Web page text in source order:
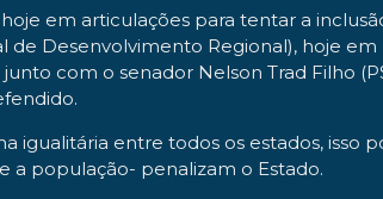
em articulações para tentar a
Desenvolvimento Regional), hoje
com o senador Nelson Trad Filho
entre todos os estados, isso
a população- penalizam o Estado.